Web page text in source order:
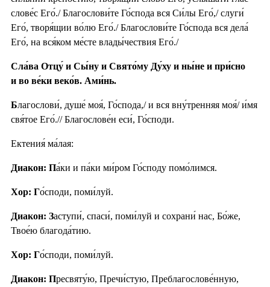
слове́с Его́./ Благослови́те Го́спода вся Си́лы Его́,/ слуги́
Его́, творя́щии во́лю Его́./ Благослови́те Го́спода вся дела́
Его́, на вся́ком ме́сте влады́чествия Его́./
Сла́ва Отцу́ и Сы́ну и Свято́му Ду́ху и ны́не и при́сно
и во ве́ки веко́в. Ами́нь.
Благослови́, душе́ моя́, Го́спода,/ и вся вну́тренняя моя́/ и́мя
свя́тое Его́.// Благослове́н еси́, Го́споди.
Ектения́ ма́лая:
Диакон: Па́ки и па́ки ми́ром Го́споду помо́лимся.
Хор: Го́споди, поми́луй.
Диакон: Заступи́, спаси́, поми́луй и сохрани́ нас, Бо́же,
Твое́ю благода́тию.
Хор: Го́споди, поми́луй.
Диакон: Пресвяту́ю, Пречи́стую, Преблагослове́нную,